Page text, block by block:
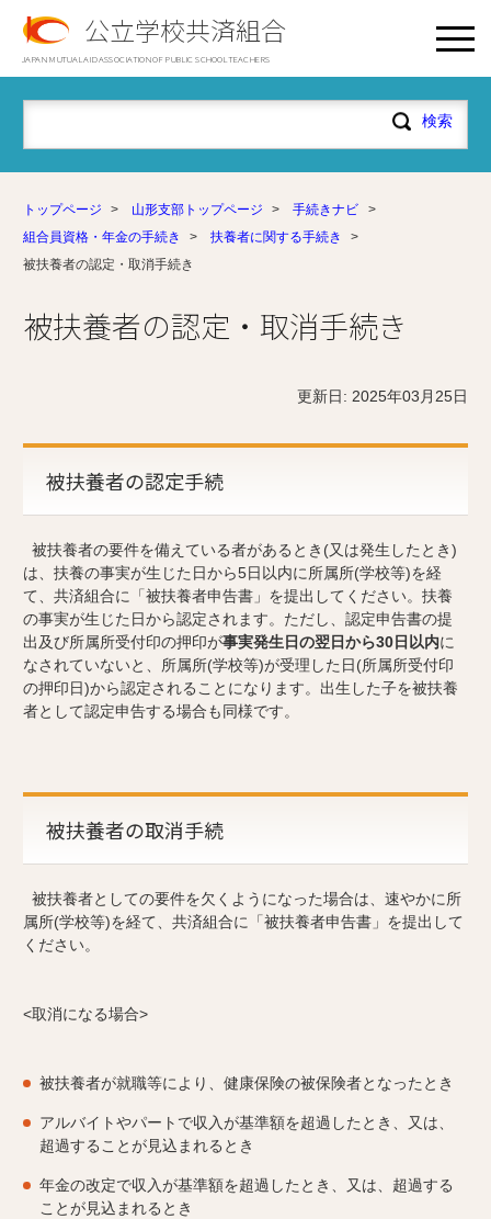
公立学校共済組合
JAPAN MUTUAL AID ASSOCIATION OF PUBLIC SCHOOL TEACHERS
トップページ > 山形支部トップページ > 手続きナビ
>
組合員資格・年金の手続き
> 扶養者に関する手続き
>
被扶養者の認定・取消手続き
被扶養者の認定・取消手続き
更新日: 2025年03月25日
被扶養者の認定手続
被扶養者の要件を備えている者があるとき(又は発生したとき)
は、扶養の事実が生じた日から5日以内に所属所(学校等)を経
て、共済組合に「被扶養者申告書」を提出してください。扶養
の事実が生じた日から認定されます。ただし、認定申告書の提
出及び所属所受付印の押印が事実発生日の翌日から30日以内に
なされていないと、所属所(学校等)が受理した日(所属所受付印
の押印日)から認定されることになります。出生した子を被扶養
者として認定申告する場合も同様です。
被扶養者の取消手続
被扶養者としての要件を欠くようになった場合は、速やかに所
属所(学校等)を経て、共済組合に「被扶養者申告書」を提出して
ください。
<取消になる場合>
被扶養者が就職等により、健康保険の被保険者となったとき
アルバイトやパートで収入が基準額を超過したとき、又は、
超過することが見込まれるとき
年金の改定で収入が基準額を超過したとき、又は、超過する
ことが見込まれるとき